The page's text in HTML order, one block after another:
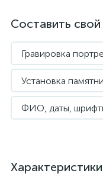
Составить
Гравировка
Установка
ФИО, даты,
Характеристики